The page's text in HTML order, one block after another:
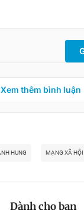
Xem thêm bình luận
HUNG MẠNG XÃ HỘI